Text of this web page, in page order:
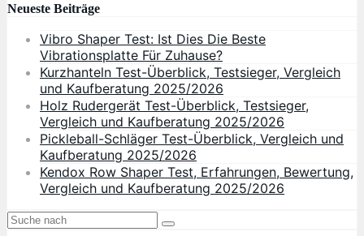
Neueste Beiträge
Vibro Shaper Test: Ist Dies Die Beste
Vibrationsplatte Für Zuhause?
Kurzhanteln Test-Überblick, Testsieger, Vergleich
und Kaufberatung 2025/2026
Holz Rudergerät Test-Überblick, Testsieger,
Vergleich und Kaufberatung 2025/2026
Pickleball-Schläger Test-Überblick, Vergleich und
Kaufberatung 2025/2026
Kendox Row Shaper Test, Erfahrungen, Bewertung,
Vergleich und Kaufberatung 2025/2026